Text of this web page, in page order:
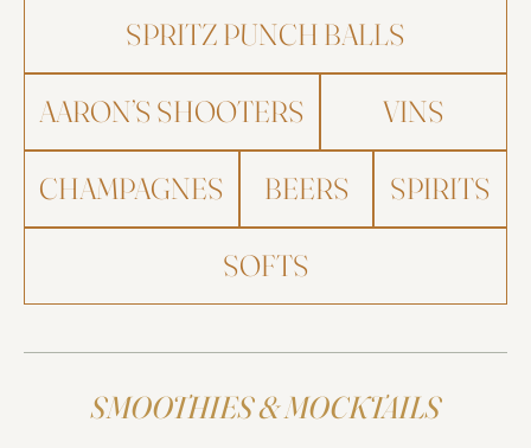
SPRITZ PUNCH BALLS
AARON’S SHOOTERS VINS
CHAMPAGNES BEERS SPIRITS
SOFTS
SMOOTHIES & MOCKTAILS